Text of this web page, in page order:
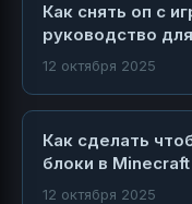
Как снять оп с
руководство
12 октября 2025
Как сделать
блоки в Minecraft
12 октября 2025